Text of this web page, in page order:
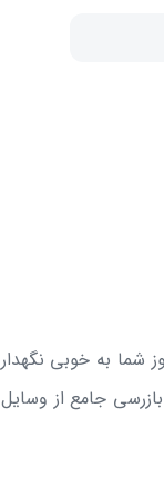
به خوبی
جامع از